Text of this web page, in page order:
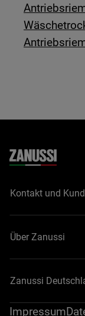
Kontakt und
Über Zanussi
Zanussi
Impressum